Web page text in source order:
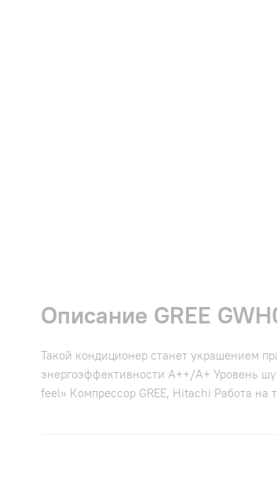
Описание GREE
Такой кондиционер станет украшением
энергоэффективности А++/А+ Уровень
feel» Компрессор GREE, Hitachi Работа на